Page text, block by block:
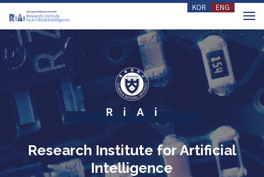
KOR ENG
RiAi
ResearchInstitute forArtificial
Intelligence